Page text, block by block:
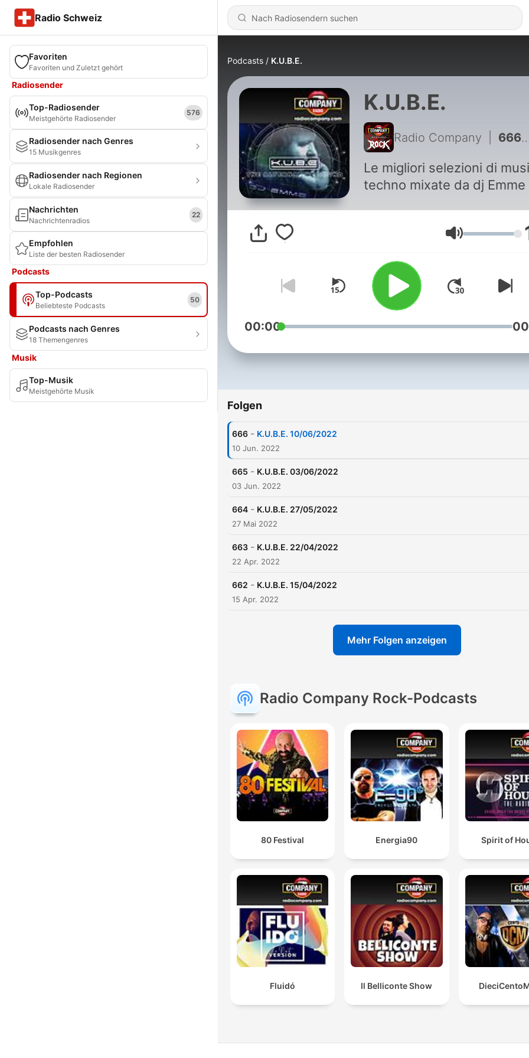
Radio Schweiz
Favoriten
Favoriten und Zuletzt gehört
Radiosender
Top-Radiosender
Meistgehörte Radiosender
576
Radiosender nach Genres
15 Musikgenres
Radiosender nach Regionen
Lokale Radiosender
Nachrichten
Nachrichtenradios
22
Empfohlen
Liste der besten Radiosender
Podcasts
Top-Podcasts
Beliebteste Podcasts
50
Podcasts nach Genres
18 Themengenres
Musik
Top-Musik
Meistgehörte Musik
Podcasts K.U.B.E.
K.U.B.E.
Radio Company 666 - K.U.B.E. 10/06/2022
Le migliori selezioni di
techno mixate da dj Emme
Lautstärke
00:00
Folgen
666 - K.U.B.E. 10/06/2022
10 Jun. 2022
665 - K.U.B.E. 03/06/2022
03 Jun. 2022
664 - K.U.B.E. 27/05/2022
27 Mai 2022
663 - K.U.B.E. 22/04/2022
22 Apr. 2022
662 - K.U.B.E. 15/04/2022
15 Apr. 2022
Mehr Folgen anzeigen
Radio Company Rock-Podcasts
80 Festival Energia90 Spirit of
Fluidó Il Belliconte Show